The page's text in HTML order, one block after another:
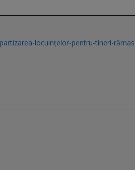
locuințelor-pentru-tineri-